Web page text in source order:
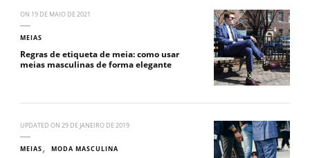
ON 19 DE MAIO DE 2021
MEIAS
Regras de etiqueta de meia: como usar
meias masculinas de forma elegante
UPDATED ON 29 DE JANEIRO DE 2019
MEIAS MODA MASCULINA